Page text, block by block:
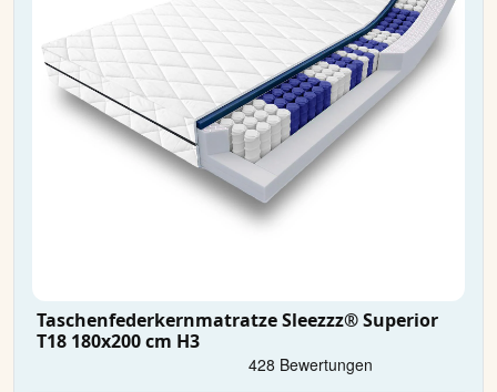
Taschenfederkernmatratze Sleezzz® Superior
T18 180x200 cm H3